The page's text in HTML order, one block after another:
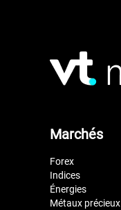
Marchés
Forex
Indices
Énergies
Métaux précieux